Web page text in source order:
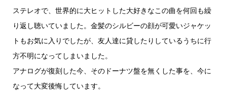
ステレオで、世界的に大ヒットした大好きなこの曲を何回も繰
り返し聴いていました。金髪のシルビーの顔が可愛いジャケッ
トもお気に入りでしたが、友人達に貸したりしているうちに行
方不明になってしまいました。
アナログが復刻した今、そのドーナツ盤を無くした事を、今に
なって大変後悔しています。